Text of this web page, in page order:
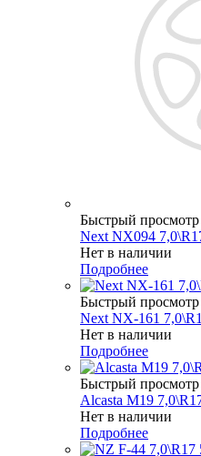
Быстрый просмотр
Next NX094
Нет в наличии
Подробнее
Быстрый просмотр
Next NX-161
Нет в наличии
Подробнее
Быстрый просмотр
Alcasta M19
Нет в наличии
Подробнее